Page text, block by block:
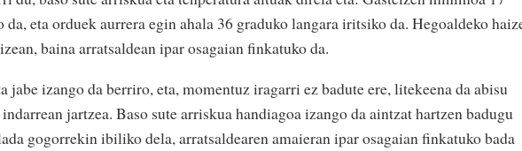
da, eta orduek aurrera egin ahala 36 graduko langara iritsiko da. Hegoaldeko
baina arratsaldean ipar osagaian finkatuko da.
jabe izango da berriro, eta, momentuz iragarri ez badute ere, litekeena da abisu
jartzea. Baso sute arriskua handiagoa izango da aintzat hartzen badugu
gogorrekin ibiliko dela, arratsaldearen amaieran ipar osagaian finkatuko bada